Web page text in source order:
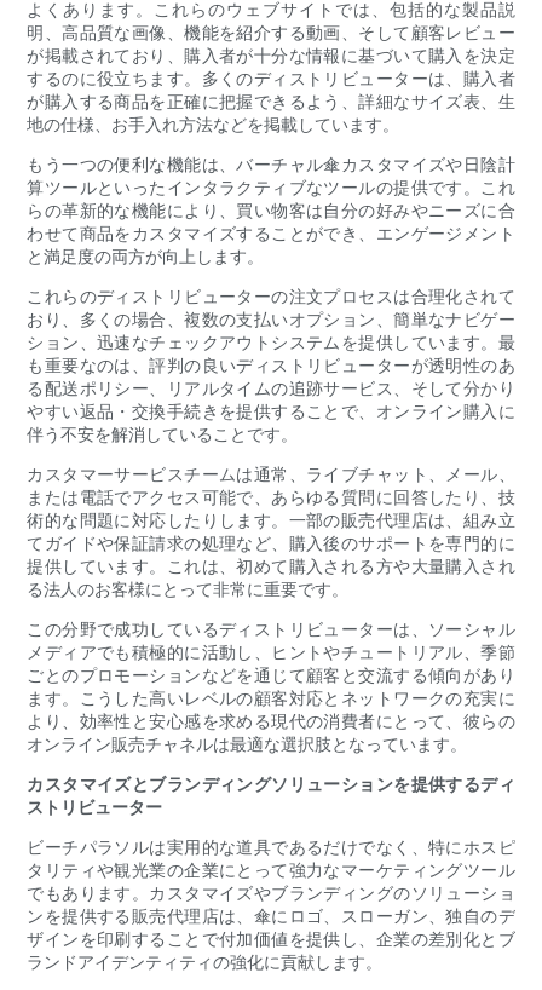
よくあります。これらのウェブサイトでは、包括的な製品説
明、高品質な画像、機能を紹介する動画、そして顧客レビュー
が掲載されており、購入者が十分な情報に基づいて購入を決定
するのに役立ちます。多くのディストリビューターは、購入者
が購入する商品を正確に把握できるよう、詳細なサイズ表、生
地の仕様、お手入れ方法などを掲載しています。
もう一つの便利な機能は、バーチャル傘カスタマイズや日陰計
算ツールといったインタラクティブなツールの提供です。これ
らの革新的な機能により、買い物客は自分の好みやニーズに合
わせて商品をカスタマイズすることができ、エンゲージメント
と満足度の両方が向上します。
これらのディストリビューターの注文プロセスは合理化されて
おり、多くの場合、複数の支払いオプション、簡単なナビゲー
ション、迅速なチェックアウトシステムを提供しています。最
も重要なのは、評判の良いディストリビューターが透明性のあ
る配送ポリシー、リアルタイムの追跡サービス、そして分かり
やすい返品・交換手続きを提供することで、オンライン購入に
伴う不安を解消していることです。
カスタマーサービスチームは通常、ライブチャット、メール、
または電話でアクセス可能で、あらゆる質問に回答したり、技
術的な問題に対応したりします。一部の販売代理店は、組み立
てガイドや保証請求の処理など、購入後のサポートを専門的に
提供しています。これは、初めて購入される方や大量購入され
る法人のお客様にとって非常に重要です。
この分野で成功しているディストリビューターは、ソーシャル
メディアでも積極的に活動し、ヒントやチュートリアル、季節
ごとのプロモーションなどを通じて顧客と交流する傾向があり
ます。こうした高いレベルの顧客対応とネットワークの充実に
より、効率性と安心感を求める現代の消費者にとって、彼らの
オンライン販売チャネルは最適な選択肢となっています。
カスタマイズとブランディングソリューションを提供するディ
ストリビューター
ビーチパラソルは実用的な道具であるだけでなく、特にホスピ
タリティや観光業の企業にとって強力なマーケティングツール
でもあります。カスタマイズやブランディングのソリューショ
ンを提供する販売代理店は、傘にロゴ、スローガン、独自のデ
ザインを印刷することで付加価値を提供し、企業の差別化とブ
ランドアイデンティティの強化に貢献します。